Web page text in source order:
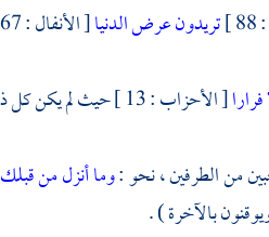
] تريدون عرض الدنيا[ الأنفال : 67 ] .
[ الأحزاب : 13 ] حيث لم يكن كل ذلك مقولا لقول سابق .
وما أنزل من قبلك
بالآخرة ) .